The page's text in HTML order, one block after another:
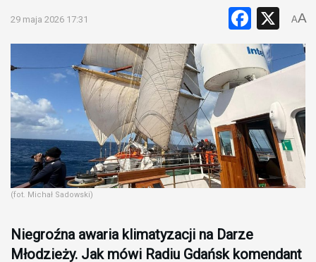
29 maja 2026 17:31 X
AA
(fot. Michał Sadowski)
Niegroźna awaria klimatyzacji na Darze
Młodzieży. Jak mówi Radiu Gdańsk komendant